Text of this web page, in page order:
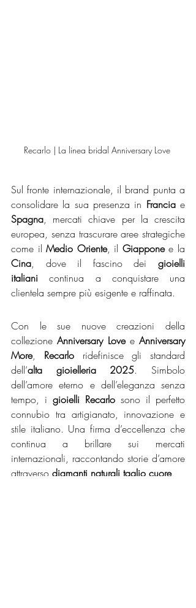
Recarlo | La linea bridal Anniversary Love
Sul fronte internazionale, il brand punta a
consolidare la sua presenza in Francia
Spagna, mercati chiave per la crescita
europea, senza trascurare aree strategiche
come il Medio Oriente, il Giappone
Cina, dove il fascino dei gioielli
italiani continua a conquistare una
clientela sempre più esigente e raffinata.
Con le sue nuove creazioni della
collezione Anniversary Love e Anniversary
More, Recarlo ridefinisce gli standard
dell’alta gioielleria 2025. Simbolo
dell’amore eterno e dell’eleganza senza
tempo, i gioielli Recarlo sono il perfetto
connubio tra artigianato, innovazione e
stile italiano. Una firma d’eccellenza che
continua a brillare sui mercati
internazionali, raccontando storie d’amore
attraverso diamanti naturali taglio cuore.